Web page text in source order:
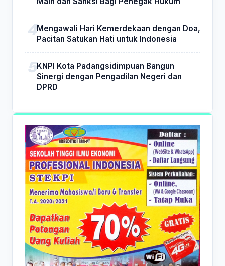
Mengawali Hari Kemerdekaan dengan Doa,
Pacitan Satukan Hati untuk Indonesia
KNPI Kota Padangsidimpuan Bangun
Sinergi dengan Pengadilan Negeri dan
DPRD